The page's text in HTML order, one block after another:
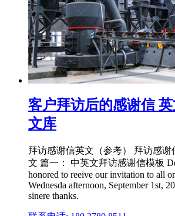
客户拜访后的感谢信
文库
拜访感谢信英文（参考） 拜访感
文 篇一： 中英文拜访感谢信模板
honored to reeive our invitation to all
Wednesda afternoon, September 1st,
sinere thanks.